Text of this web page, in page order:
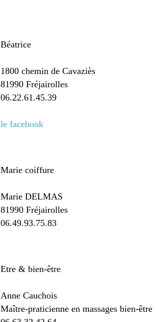
Béatrice
1800 chemin de Cavaziès
81990 Fréjairolles
06.22.61.45.39
le facebook
Marie coiffure
Marie DELMAS
81990 Fréjairolles
06.49.93.75.83
Etre & bien-être
Anne Cauchois
Maître-praticienne en massages bien-être